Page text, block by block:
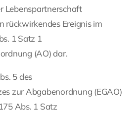
Lebenspartnerschaft
rückwirkendes Ereignis im
1 Satz 1
(AO) dar.
5 des
zur Abgabenordnung (EGAO)
Abs. 1 Satz